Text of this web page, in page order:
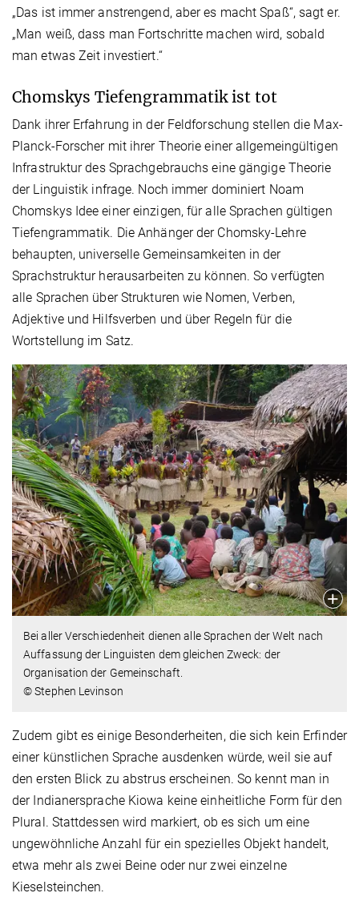
„Das ist immer anstrengend, aber es macht Spaß“, sagt er.
„Man weiß, dass man Fortschritte machen wird, sobald
man etwas Zeit investiert.“
Chomskys Tiefengrammatik ist tot
Dank ihrer Erfahrung in der Feldforschung stellen die Max-
Planck-Forscher mit ihrer Theorie einer allgemeingültigen
Infrastruktur des Sprachgebrauchs eine gängige Theorie
der Linguistik infrage. Noch immer dominiert Noam
Chomskys Idee einer einzigen, für alle Sprachen gültigen
Tiefengrammatik. Die Anhänger der Chomsky-Lehre
behaupten, universelle Gemeinsamkeiten in der
Sprachstruktur herausarbeiten zu können. So verfügten
alle Sprachen über Strukturen wie Nomen, Verben,
Adjektive und Hilfsverben und über Regeln für die
Wortstellung im Satz.
Bei aller Verschiedenheit dienen alle Sprachen der Welt nach
Auffassung der Linguisten dem gleichen Zweck: der
Organisation der Gemeinschaft.
© Stephen Levinson
Zudem gibt es einige Besonderheiten, die sich kein Erfinder
einer künstlichen Sprache ausdenken würde, weil sie auf
den ersten Blick zu abstrus erscheinen. So kennt man in
der Indianersprache Kiowa keine einheitliche Form für den
Plural. Stattdessen wird markiert, ob es sich um eine
ungewöhnliche Anzahl für ein spezielles Objekt handelt,
etwa mehr als zwei Beine oder nur zwei einzelne
Kieselsteinchen.